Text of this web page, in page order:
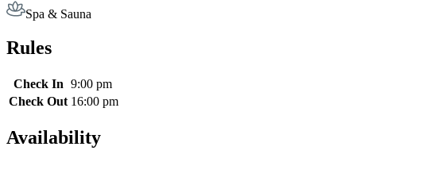
Spa & Sauna
Rules
Check In 9:00 pm
Check Out 16:00 pm
Availability